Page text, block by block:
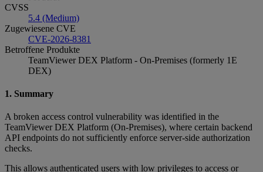
CVSS
5.4 (Medium)
Zugewiesene CVE
CVE-2026-8381
Betroffene Produkte
TeamViewer DEX Platform - On-Premises (formerly 1E
DEX)
1. Summary
A broken access control vulnerability was identified in the
TeamViewer DEX Platform (On‑Premises), where certain backend
API endpoints do not sufficiently enforce server‑side authorization
checks.
This allows authenticated users with low privileges to access or